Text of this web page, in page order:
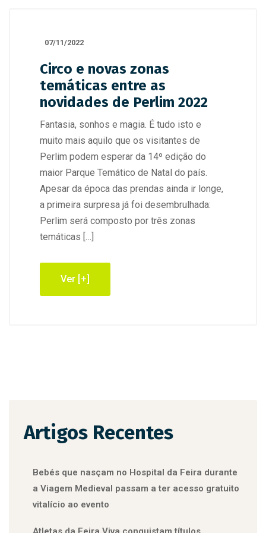
07/11/2022
Circo e novas zonas
temáticas entre as
novidades de Perlim 2022
Fantasia, sonhos e magia. É tudo isto e
muito mais aquilo que os visitantes de
Perlim podem esperar da 14º edição do
maior Parque Temático de Natal do país.
Apesar da época das prendas ainda ir longe,
a primeira surpresa já foi desembrulhada:
Perlim será composto por três zonas
temáticas […]
Ver [+]
Artigos Recentes
Bebés que nasçam no Hospital da Feira durante
a Viagem Medieval passam a ter acesso gratuito
vitalício ao evento